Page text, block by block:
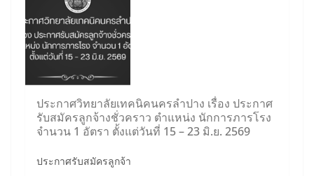
ประกาศวิทยาลัยเทคนิคนครลำปาง เรื่อง ประกาศ
รับสมัครลูกจ้างชั่วคราว ตำแหน่ง นักการภารโรง
จำนวน 1 อัตรา ตั้งแต่วันที่ 15 – 23 มิ.ย. 2569
ประกาศรับสมัครลูกจ้า